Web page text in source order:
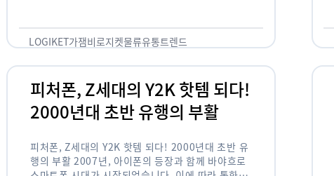
LOGIKET가잼비로지켓물류유통트렌드
피처폰, Z세대의 Y2K 핫템 되다!
2000년대 초반 유행의 부활
피처폰, Z세대의 Y2K 핫템 되다! 2000년대 초반 유
행의 부활 2007년, 아이폰의 등장과 함께 바야흐로